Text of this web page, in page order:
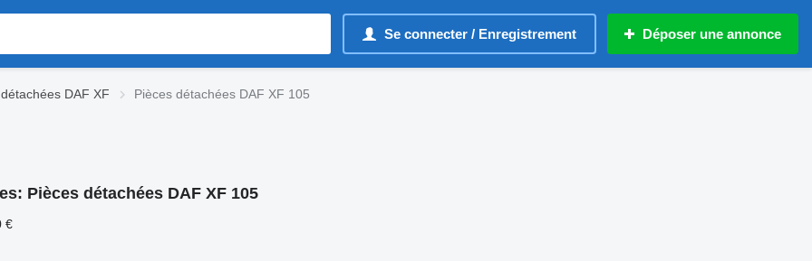
Se connecter / Enregistrement Déposer une annonce
DAF XF Pièces détachées DAF XF 105
Pièces détachées DAF XF 105
€